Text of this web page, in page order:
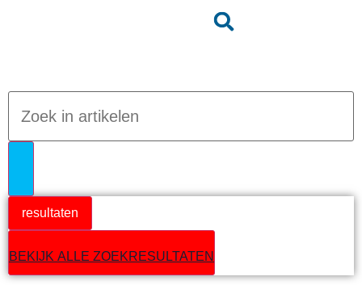
resultaten
BEKIJK ALLE ZOEKRESULTATEN